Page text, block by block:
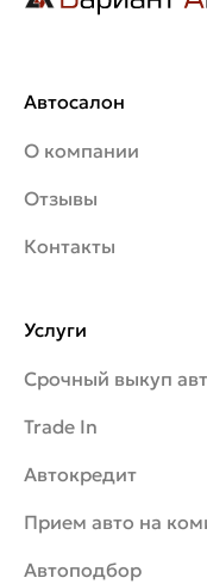
Автосалон
О компании
Отзывы
Контакты
Услуги
Срочный выкуп
Trade In
Автокредит
Прием авто на
Автоподбор